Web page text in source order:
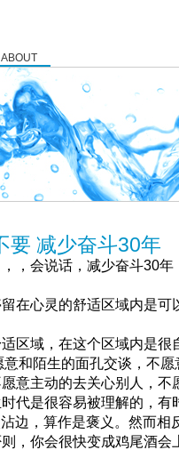
ABOUT
要 减少奋斗30年
，，会说话，减少奋斗30年
在心灵的舒适区域内是可
区域，在这个区域内是很
和陌生的面孔交谈，不
意主动的去关心别人，不
代是很容易被理解的，有
沾边，算作是褒义。然而
，你会很快变成鸡尾酒会